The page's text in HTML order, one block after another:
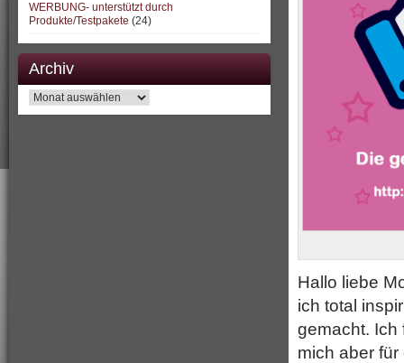
WERBUNG- unterstützt durch
Produkte/Testpakete (24)
Archiv
Archiv
Hallo liebe
ich total
gemacht.
mich aber